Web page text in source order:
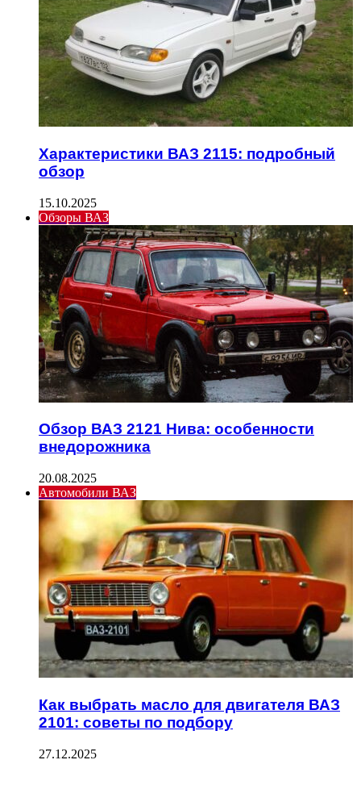
Характеристики ВАЗ 2115: подробный
обзор
15.10.2025
Обзоры ВАЗ
Обзор ВАЗ 2121 Нива: особенности
внедорожника
20.08.2025
Автомобили ВАЗ
Как выбрать масло для двигателя ВАЗ
2101: советы по подбору
27.12.2025